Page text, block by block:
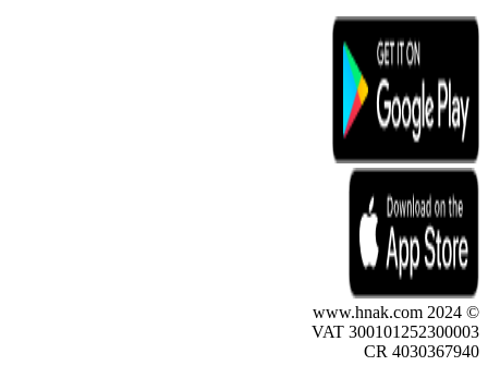
© 2024 www.hnak.com
VAT 300101252300003
CR 4030367940